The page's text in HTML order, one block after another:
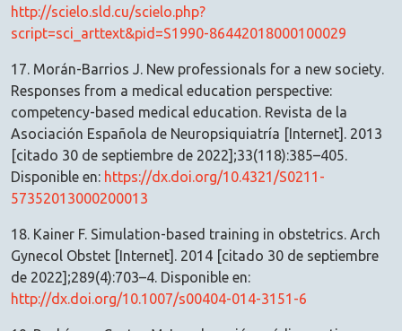
http://scielo.sld.cu/scielo.php?
script=sci_arttext&pid=S1990-86442018000100029
17. Morán-Barrios J. New professionals for a new society.
Responses from a medical education perspective:
competency-based medical education. Revista de la
Asociación Española de Neuropsiquiatría [Internet]. 2013
[citado 30 de septiembre de 2022];33(118):385–405.
Disponible en: https://dx.doi.org/10.4321/S0211-
57352013000200013
18. Kainer F. Simulation-based training in obstetrics. Arch
Gynecol Obstet [Internet]. 2014 [citado 30 de septiembre
de 2022];289(4):703–4. Disponible en:
http://dx.doi.org/10.1007/s00404-014-3151-6